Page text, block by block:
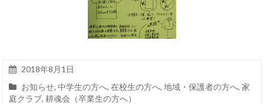
2018年8月1日
お知らせ,中学生の方へ,在校生の方へ,地域・保護者の方へ,家
庭クラブ,耕魂会（卒業生の方へ）